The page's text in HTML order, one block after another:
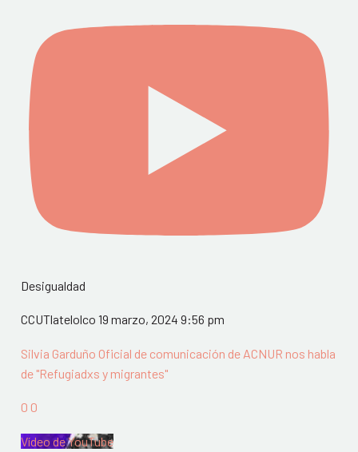
Desigualdad
CCUTlatelolco 19 marzo, 2024 9:56 pm
Silvia Garduño Oficial de comunicación de ACNUR nos habla
de "Refugiadxs y migrantes"
0 0
Vídeo de YouTube